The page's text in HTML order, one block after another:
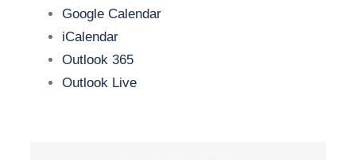
Google Calendar
iCalendar
Outlook 365
Outlook Live